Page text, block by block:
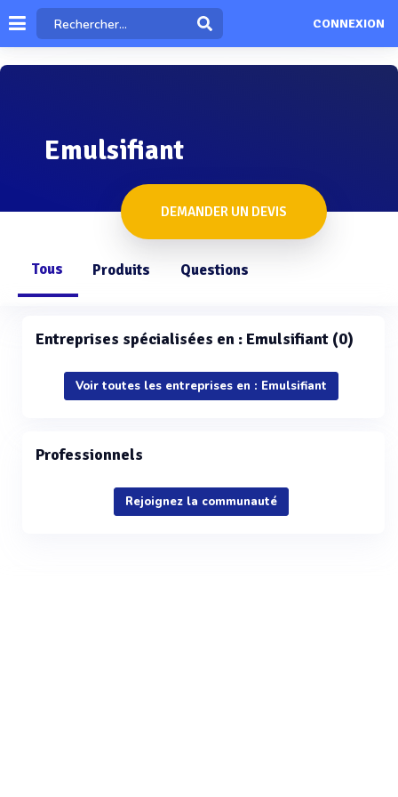
CONNEXION
Emulsifiant
DEMANDER UN DEVIS
Tous Produits Questions
Entreprises spécialisées en : Emulsifiant (0)
Voir toutes les entreprises en : Emulsifiant
Professionnels
Rejoignez la communauté